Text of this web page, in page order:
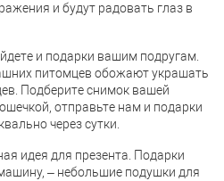
и будут радовать глаз в
и подарки вашим подругам.
питомцев обожают украшать
Подберите снимок вашей
отправьте нам и подарки
через сутки.
идея для презента. Подарки
– небольшие подушки для